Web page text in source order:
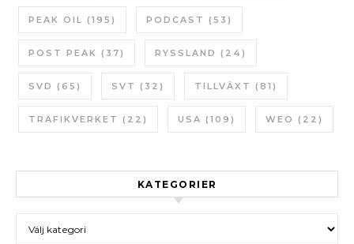
PEAK OIL (195) PODCAST (53)
POST PEAK (37) RYSSLAND (24)
SVD (65) SVT (32) TILLVÄXT (81)
TRAFIKVERKET (22) USA (109) WEO (22)
KATEGORIER